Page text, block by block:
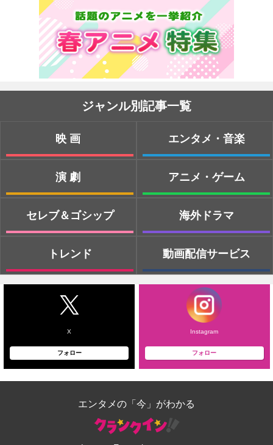
ジャンル別記事一覧
映画
演劇
セレブ＆ゴシップ
トレンド
エンタメ・音楽
アニメ・ゲーム
海外ドラマ
動画配信サービス
X
フォロー
Instagram
フォロー
エンタメの「今」がわかる